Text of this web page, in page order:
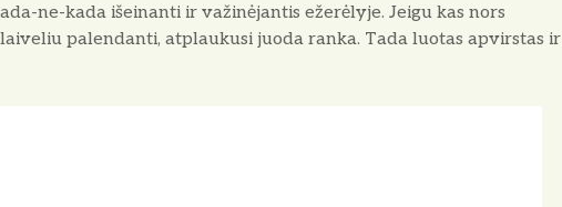
ne-kada išeinanti ir važinėjantis ežerėlyje. Jeigu kas nors
palendanti, atplaukusi juoda ranka. Tada luotas apvirstas ir